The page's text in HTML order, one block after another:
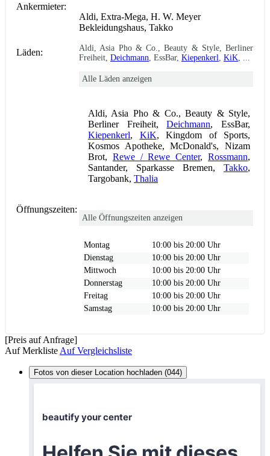
Ankermieter:
Aldi, Extra-Mega, H. W. Meyer
Bekleidungshaus, Takko
Läden:
Aldi, Asia Pho & Co., Beauty & Style, Berliner
Freiheit, Deichmann , EssBar, Kiepenkerl KiK
Alle Läden anzeigen
Aldi, Asia Pho & Co., Beauty & Style,
Berliner Freiheit,Deichmann, EssBar,
Kiepenkerl, KiK, Kingdom of Sports,
Kosmos Apotheke, McDonald's, Nizam
Brot, Rewe / Rewe Center,Rossmann,
Santander, Sparkasse Bremen, Takko,
Targobank, Thalia
Öffnungszeiten:
Alle Öffnungszeiten anzeigen
Montag
10:00 bis 20:00 Uhr
Dienstag
10:00 bis 20:00 Uhr
Mittwoch
10:00 bis 20:00 Uhr
Donnerstag
10:00 bis 20:00 Uhr
Freitag
10:00 bis 20:00 Uhr
Samstag
10:00 bis 20:00 Uhr
[Preis auf Anfrage]
Auf Merkliste Auf Vergleichsliste
Fotos von dieser Location hochladen (044)